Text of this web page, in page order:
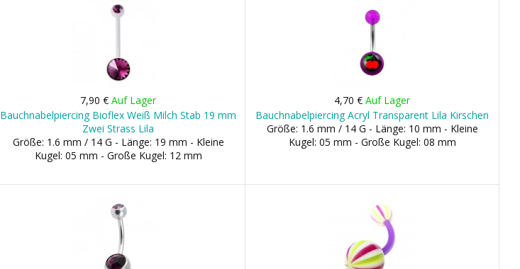
7,90 €Auf Lager
Bauchnabelpiercing Bioflex Weiß Milch Stab 19 mm
Zwei Strass Lila
Größe: 1.6 mm / 14 G - Länge: 19 mm - Kleine
Kugel: 05 mm - Große Kugel: 12 mm
4,70 €Auf Lager
Bauchnabelpiercing Acryl Transparent Lila Kirschen
Größe: 1.6 mm / 14 G - Länge: 10 mm - Kleine
Kugel: 05 mm - Große Kugel: 08 mm